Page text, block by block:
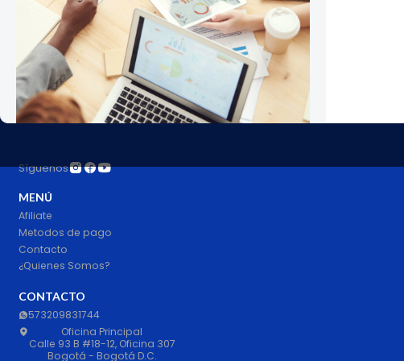
Síguenos
MENÚ
Afiliate
Metodos de pago
Contacto
¿Quienes Somos?
CONTACTO
573209831744
Oficina Principal
Calle 93 B #18-12, Oficina 307
Bogotá - Bogotá D.C.